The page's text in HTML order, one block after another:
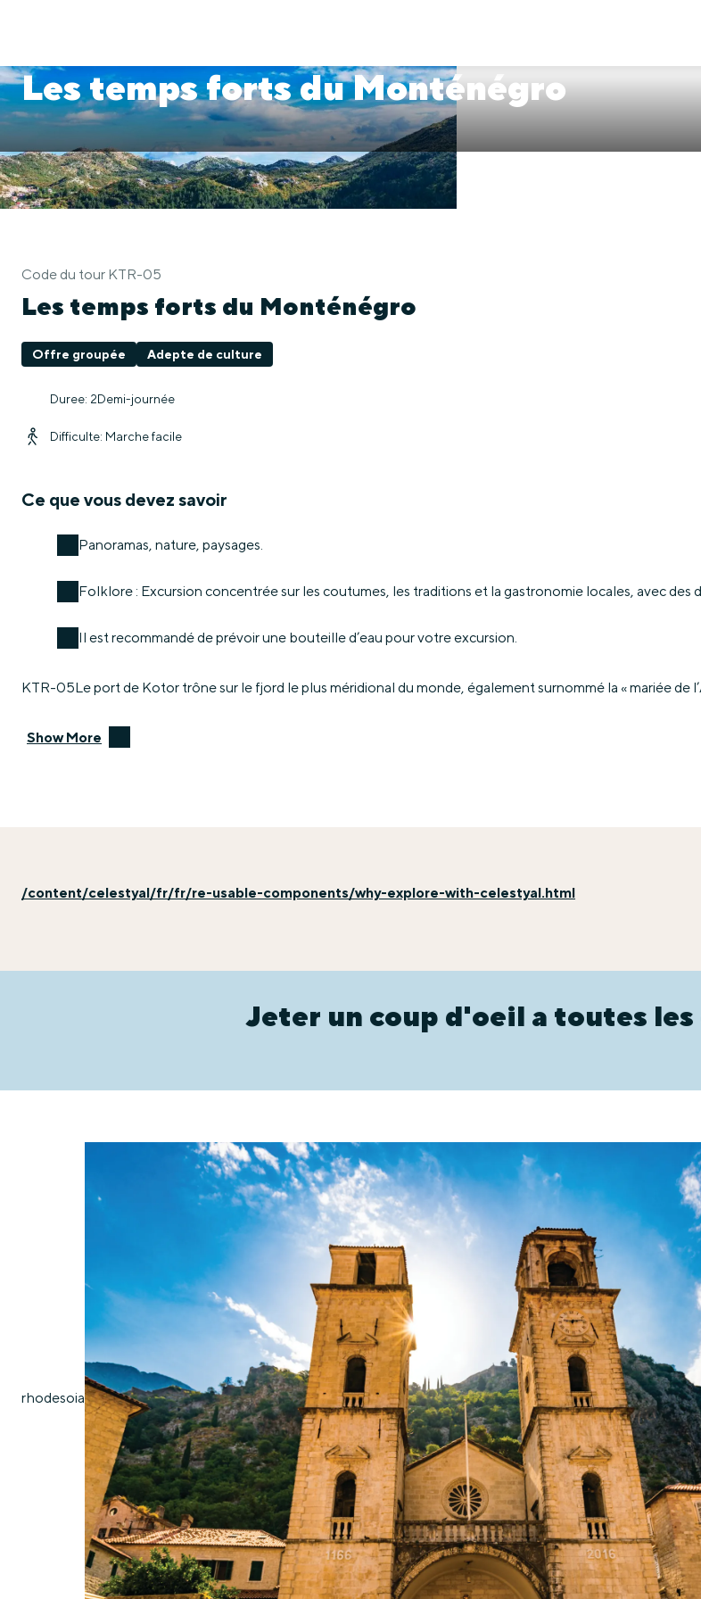
Les temps forts du Monténégro
Code du tour KTR-05
Les temps forts du Monténégro
Offre groupée Adepte de culture
Duree: 2Demi-journée
Difficulte: Marche facile
Ce que vous devez savoir
Panoramas, nature, paysages.
Folklore : Excursion concentrée sur les coutumes, les traditions et la gastronomie locales, avec des
Il est recommandé de prévoir une bouteille d’eau pour votre excursion.
KTR-05Le port de Kotor trône sur le fjord le plus méridional du monde, également surnommé la « mariée de
Show More
/content/celestyal/fr/fr/re-usable-components/why-explore-with-celestyal.html
Jeter un coup d'oeil a toutes
rhodesoia